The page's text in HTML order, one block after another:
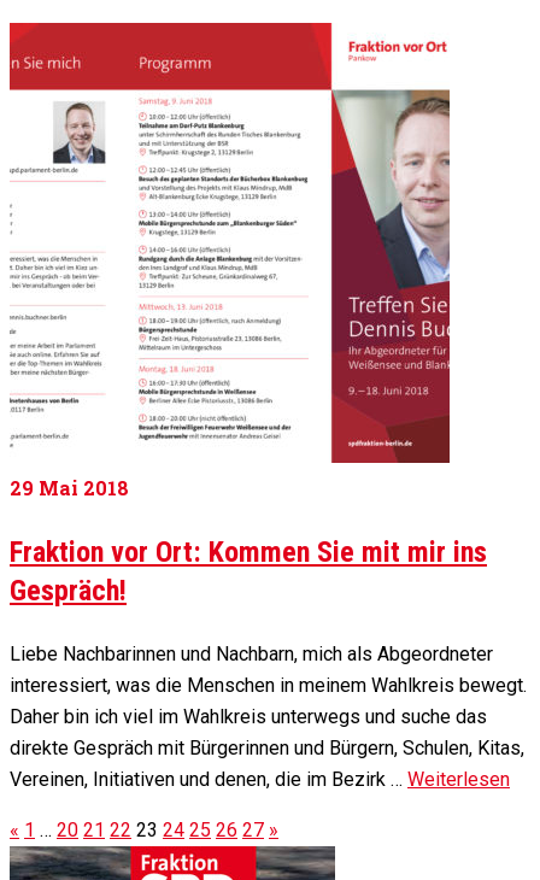
29 Mai 2018
Fraktion vor Ort: Kommen Sie mit mir ins
Gespräch!
Liebe Nachbarinnen und Nachbarn, mich als Abgeordneter
interessiert, was die Menschen in meinem Wahlkreis bewegt.
Daher bin ich viel im Wahlkreis unterwegs und suche das
direkte Gespräch mit Bürgerinnen und Bürgern, Schulen, Kitas,
Vereinen, Initiativen und denen, die im Bezirk … Weiterlesen
« 1 … 20 21 22 23 24 25 26 27 »